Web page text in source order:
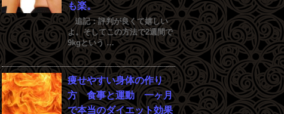
も楽。
追記：評判が良くて嬉しい
よ。そしてこの方法で2週間で
9kgという …
痩せやすい身体の作り
方 食事と運動 一ヶ月
で本当のダイエット効果